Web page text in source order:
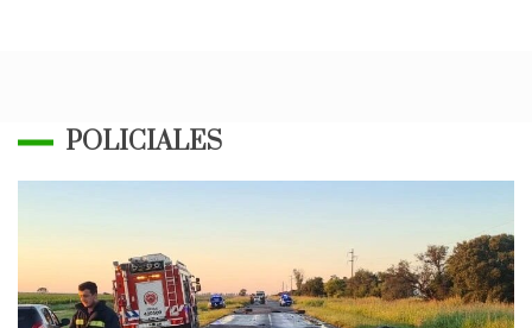
POLICIALES